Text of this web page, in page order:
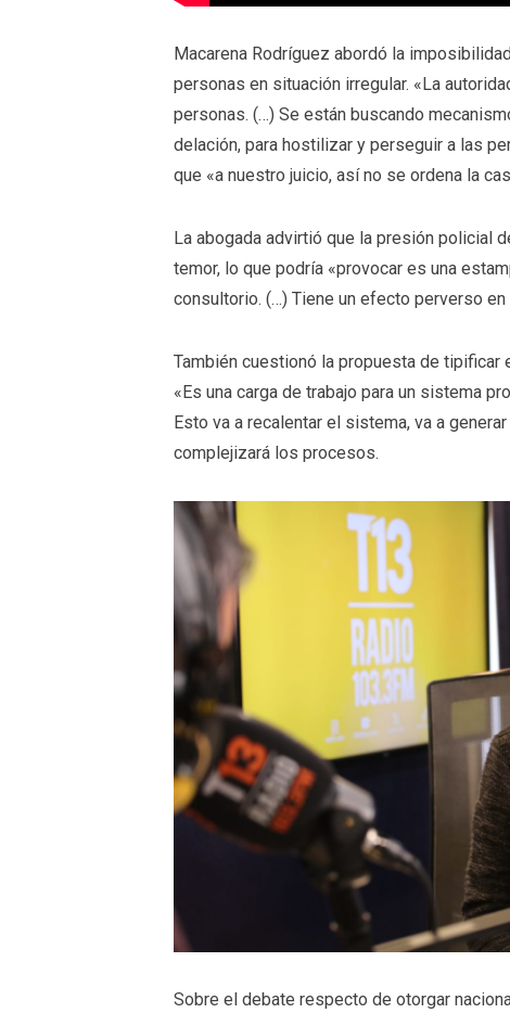
Macarena Rodríguez abordó la
personas en situación irregular. «La
personas. (…) Se están buscando
delación, para hostilizar y perseguir a las
que «a nuestro juicio, así no se ordena la
La abogada advirtió que la presión policial
temor, lo que podría «provocar es una
consultorio. (…) Tiene un efecto perverso en
También cuestionó la propuesta de
«Es una carga de trabajo para un sistema
Esto va a recalentar el sistema, va a
complejizará los procesos.
Sobre el debate respecto de otorgar